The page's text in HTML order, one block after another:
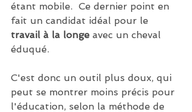
étant mobile.  Ce dernier point en
fait un candidat idéal pour le
travail à la longe avec un cheval
éduqué.
C'est donc un outil plus doux, qui
peut se montrer moins précis pour
l'éducation, selon la méthode de